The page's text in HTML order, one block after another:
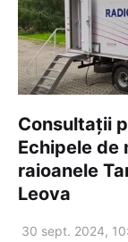
Consultații
Echipele de
raioanele
Leova
30 sept. 2024,